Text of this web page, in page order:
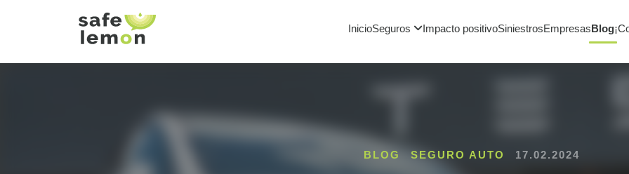
InicioSeguros Impacto positivoSiniestrosEmpresasBlog
BLOG SEGURO AUTO 17.02.2024